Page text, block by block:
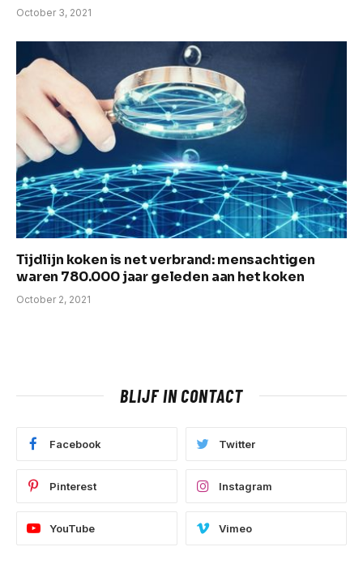
October 3, 2021
Tijdlijn koken is net verbrand: mensachtigen
waren 780.000 jaar geleden aan het koken
October 2, 2021
BLIJF IN CONTACT
Facebook Twitter
Pinterest Instagram
YouTube Vimeo